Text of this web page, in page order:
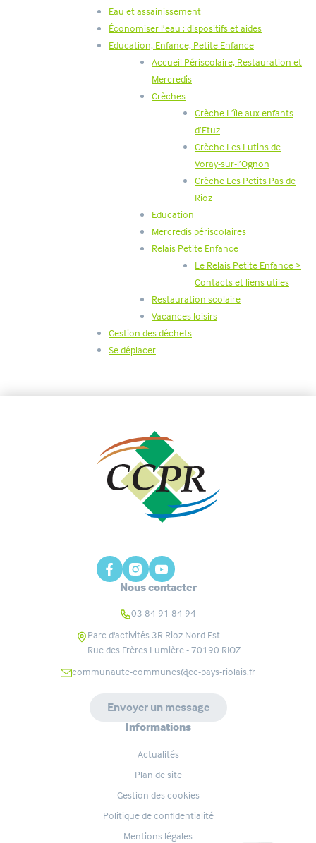
Eau et assainissement
Économiser l’eau : dispositifs et aides
Education, Enfance, Petite Enfance
Accueil Périscolaire, Restauration et
Mercredis
Crèches
Crèche L’île aux enfants
d’Etuz
Crèche Les Lutins de
Voray-sur-l’Ognon
Crèche Les Petits Pas de
Rioz
Education
Mercredis périscolaires
Relais Petite Enfance
Le Relais Petite Enfance >
Contacts et liens utiles
Restauration scolaire
Vacances loisirs
Gestion des déchets
Se déplacer
Nous contacter
03 84 91 84 94
Parc d'activités 3R Rioz Nord Est
Rue des Frères Lumière - 70190 RIOZ
communaute-communes@cc-pays-riolais.fr
Envoyer un message
Informations
Actualités
Plan de site
Gestion des cookies
Politique de confidentialité
Mentions légales